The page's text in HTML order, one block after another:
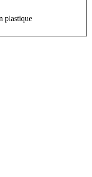
plastique